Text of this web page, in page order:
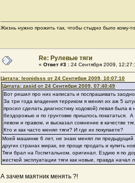
Жизнь нужно прожить так, чтобы стыдно было кому-
Re: Рулевые тяги
« Ответ #3 : 24 Сентября 2009,
Цитата: leonidsss от 24 Сентября 2009, 10:07:10
Цитата: zasid от 24 Сентября 2009, 07:40:49
Вот решил про них написать и поспрашивать
За три года владения терриком я менял их аж 5
просил сделать диагностику ходовой) левая была
бездорожью и по грунтовке пришлось покататься.
левом и правом, и высказал сомнение в качестве
Кто и как часто менял тяги? И где их покупаете?
Моей машинке 6 лет, не знаю менял ли предыдущий
других странах мирак, ее проще продать и купить
Тяги брал на Госпитальном, оригинал. Ездию я по
жесткой эксплуатации тяги как новые, правда
А зачем маятник менять ?!